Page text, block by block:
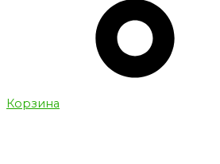
Корзина